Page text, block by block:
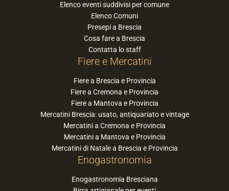
Elenco eventi suddivisi per comune
Elenco Comuni
Presepi a Brescia
Cosa fare a Brescia
Contatta lo staff
Fiere e Mercatini
Fiere a Brescia e Provincia
Fiere a Cremona e Provincia
Fiere a Mantova e Provincia
Mercatini Brescia: usato, antiquariato e vintage
Mercatini a Cremona e Provincia
Mercatini a Mantova e Provincia
Mercatini di Natale a Brescia e Provincia
Enogastronomia
Enogastronomia Bresciana